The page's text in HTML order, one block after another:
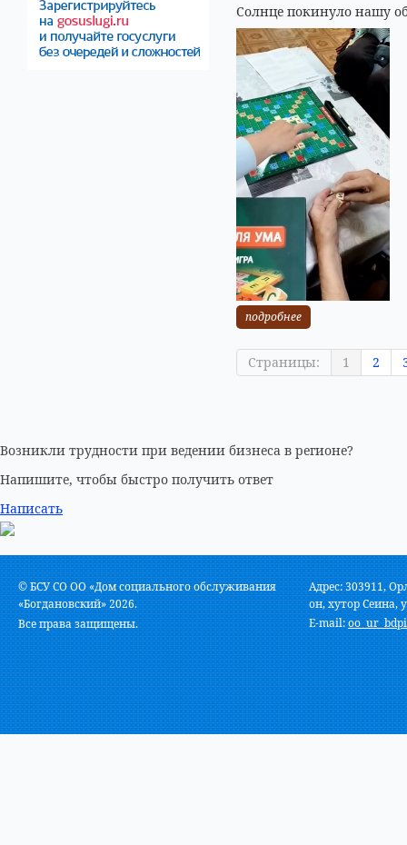
Солнце покинуло нашу
подробнее
Страницы: 1 2
Возникли трудности при ведении бизнеса в регионе?
Напишите, чтобы быстро получить ответ
Написать
© БСУ СО ОО «Дом социального обслуживания
«Богдановский» 2026.
Все права защищены.
Адрес: 303911,
он, хутор Сеина,
E-mail: